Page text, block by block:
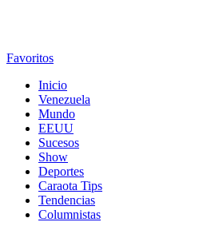
Favoritos
Inicio
Venezuela
Mundo
EEUU
Sucesos
Show
Deportes
Caraota Tips
Tendencias
Columnistas